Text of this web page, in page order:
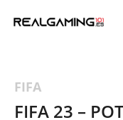
FIFA
FIFA 23 –